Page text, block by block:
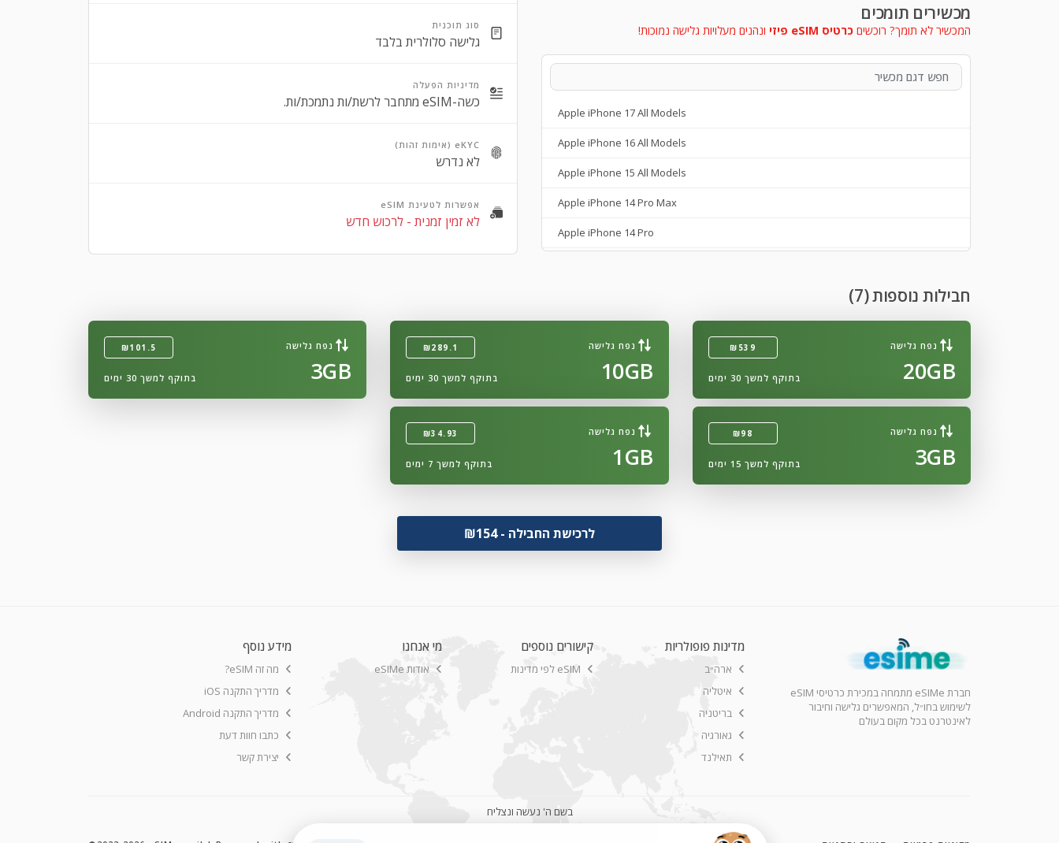
מכשירים תומכים
המכשיר לא תומך? רוכשים כרטיס eSIM פיזי ונהנים מעלויות גלישה נמוכות!
Apple iPhone 17 All Models
Apple iPhone 16 All Models
Apple iPhone 15 All Models
Apple iPhone 14 Pro Max
Apple iPhone 14 Pro
Apple iPhone SE 3rd Gen
Apple iPhone 13
Apple iPhone 13 Mini
Apple iPhone 13 Pro Max
Apple iPhone 12
Apple iPhone 11 Pro
Apple iPad Pro 12.9 inch 3rd Gen (1TB, WiFi+Cellular)
סוג תוכנית
גלישה סלולרית בלבד
מדיניות הפעלה
כשה-eSIM מתחבר לרשת/ות נתמכת/ות.
eKYC (אימות זהות)
לא נדרש
אפשרות לטעינת eSIM
לא זמין זמנית - לרכוש חדש
חבילות נוספות (7)
נפח גלישה ₪539
20GB בתוקף למשך 30 ימים
נפח גלישה ₪289.1
10GB בתוקף למשך 30 ימים
נפח גלישה ₪101.5
3GB בתוקף למשך 30 ימים
נפח גלישה ₪98
3GB בתוקף למשך 15 ימים
נפח גלישה ₪34.93
1GB בתוקף למשך 7 ימים
לרכישת החבילה - ₪154
חברת eSIMe מתמחה במכירת כרטיסי eSIM
לשימוש בחו״ל, המאפשרים גלישה וחיבור
לאינטרנט בכל מקום בעולם
מדינות פופולריות
ארה״ב
איטליה
בריטניה
גאורגיה
תאילנד
קישורים נוספים מי אנחנו
אודות eSIMe
מידע נוסף
מה זה eSIM?
מדריך התקנה iOS
מדריך התקנה Android
כתבו חוות דעת
יצירת קשר
בשם ה' נעשה ונצליח